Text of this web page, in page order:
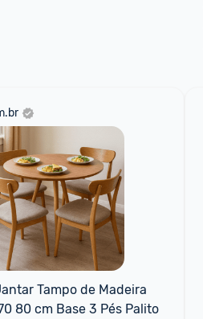
Tampo de Madeira
80 cm Base 3 Pés Palito